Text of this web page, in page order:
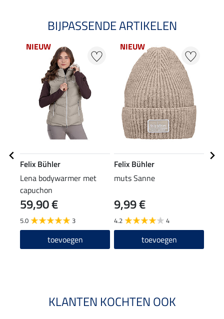
BIJPASSENDE ARTIKELEN
NIEUW
Felix Bühler
Lena bodywarmer met
capuchon
59,90 €
5.0 3
toevoegen
NIEUW
Felix Bühler
muts Sanne
9,99 €
4.2 4
toevoegen
KLANTEN KOCHTEN OOK